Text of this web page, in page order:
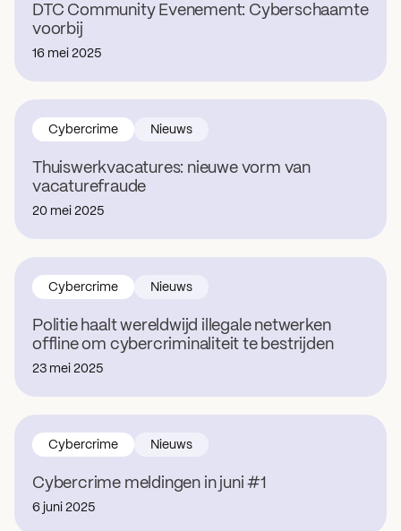
DTC Community Evenement: Cyberschaamte
voorbij
16 mei 2025
Thuiswerkvacatures: nieuwe vorm van
vacaturefraude
Cybercrime Nieuws
20 mei 2025
Politie haalt wereldwijd illegale netwerken
offline om cybercriminaliteit te bestrijden
Cybercrime Nieuws
23 mei 2025
Cybercrime meldingen in juni #1
Cybercrime Nieuws
6 juni 2025